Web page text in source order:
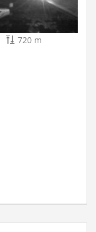
720 m